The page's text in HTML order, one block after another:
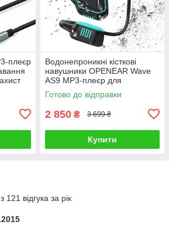
плеєр
Водонепроникні кісткові
навушники OPENEAR Wave
AS9 MP3-плеєр для
плавання басейну спорту
Навушники блютуз з
Готово до відправки
2 850 ₴ 3 699 ₴
Купити
121 відгука за рік